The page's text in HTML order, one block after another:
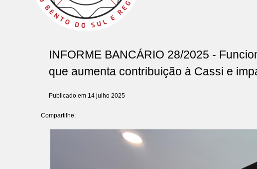
INFORME BANCÁRIO 28/2025 -
que aumenta contribuição à Cassi e
Publicado em 14 julho 2025
Compartilhe: